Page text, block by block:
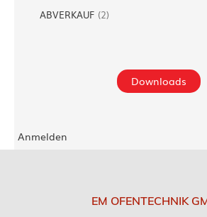
ABVERKAUF (2)
Downloads
Anmelden
EM OFENTECHNIK